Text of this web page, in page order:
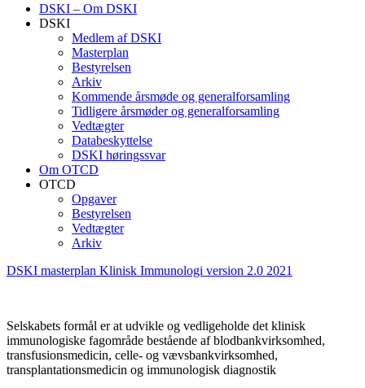
DSKI – Om DSKI
DSKI
Medlem af DSKI
Masterplan
Bestyrelsen
Arkiv
Kommende årsmøde og generalforsamling
Tidligere årsmøder og generalforsamling
Vedtægter
Databeskyttelse
DSKI høringssvar
Om OTCD
OTCD
Opgaver
Bestyrelsen
Vedtægter
Arkiv
DSKI masterplan Klinisk Immunologi version 2.0 2021
Selskabets formål er at udvikle og vedligeholde det klinisk
immunologiske fagområde bestående af blodbankvirksomhed,
transfusionsmedicin, celle- og vævsbankvirksomhed,
transplantationsmedicin og immunologisk diagnostik